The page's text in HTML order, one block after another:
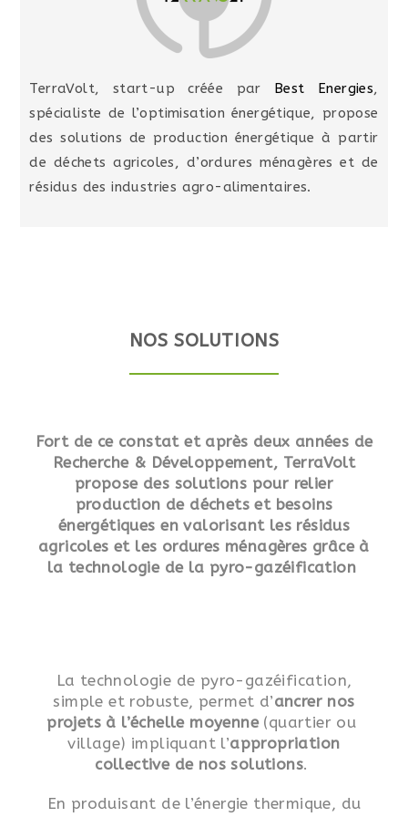
TerraVolt, start-up créée par Best Energies,
spécialiste de l’optimisation énergétique, propose
des solutions de production énergétique à partir
de déchets agricoles, d’ordures ménagères et de
résidus des industries agro-alimentaires.
NOS SOLUTIONS
Fort de ce constat et après deux années de
Recherche & Développement, TerraVolt
propose des solutions pour relier
production de déchets et besoins
énergétiques en valorisant les résidus
agricoles et les ordures ménagères grâce à
la technologie de la pyro-gazéification
La technologie de pyro-gazéification,
simple et robuste, permet d’ancrer nos
projets à l’échelle moyenne(quartier ou
village) impliquant l’appropriation
collective de nos solutions.
En produisant de l’énergie thermique, du